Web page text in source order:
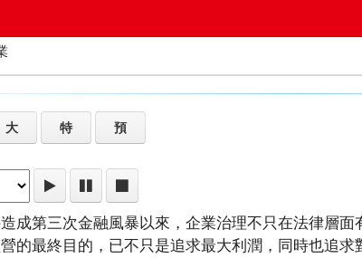
大 特 預
成第三次金融風暴以來，企業治理不只在法律層
的最終目的，已不只是追求最大利潤，同時也追